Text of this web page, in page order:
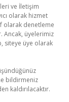
ve İletişim
olarak hizmet
olarak denetleme
Ancak, üyelerimiz
siteye üye olarak
bildirmeniz
kaldırılacaktır.